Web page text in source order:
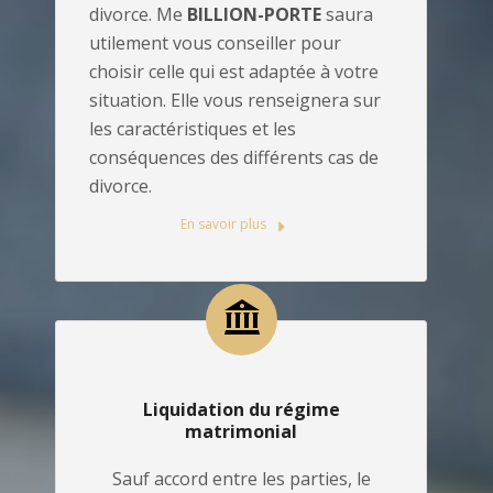
divorce. Me BILLION-PORTEsaura
utilement vous conseiller pour
choisir celle qui est adaptée à votre
situation. Elle vous renseignera sur
les caractéristiques et les
conséquences des différents cas de
divorce.
En savoir plus
Liquidation du régime
matrimonial
Sauf accord entre les parties, le